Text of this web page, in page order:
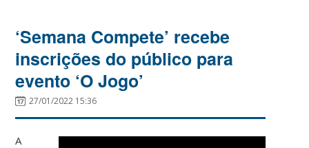
‘Semana Compete’ recebe
inscrições do público para
evento ‘O Jogo’
27/01/2022 15:36
A